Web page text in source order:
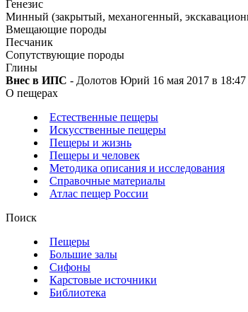
Генезис
Минный (закрытый, механогенный,
Вмещающие породы
Песчаник
Сопутствующие породы
Глины
Внес в ИПС - Долотов Юрий 16 мая 2017 в 18:47
О пещерах
Естественные пещеры
Искусственные пещеры
Пещеры и жизнь
Пещеры и человек
Методика описания и исследования
Справочные материалы
Атлас пещер России
Поиск
Пещеры
Большие залы
Сифоны
Карстовые источники
Библиотека